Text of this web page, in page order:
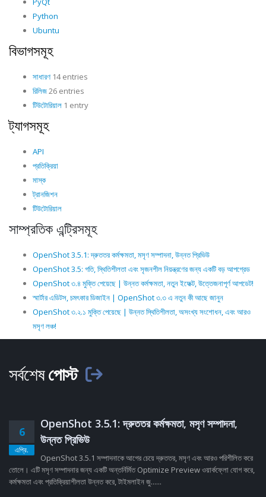
Python
Ubuntu
বিভাগসমূহ
সাধারণ 14 entries
রিলিজ26 entries
টিউটোরিয়াল 1 entry
ট্যাগসমূহ
API
প্রতিক্রিয়া
মাস্ক
ট্রানজিশন
টিউটোরিয়াল
সাম্প্রতিক এন্ট্রিসমূহ
OpenShot 3.5.1: দ্রুততর কর্মক্ষমতা, মসৃণ সম্পাদনা, উন্নত প্রিভিউ
OpenShot 3.5: গতি, স্থিতিশীলতা এবং সৃজনশীল নিয়ন্ত্রণের জন্য একটি বড় আপগ্রেড
OpenShot ৩.৪ মুক্তি পেয়েছে | উন্নত কর্মক্ষমতা, নতুন ইফেক্ট, উত্তেজনাপূর্ণ আপডেট!
স্মার্টার এডিটস, চমৎকার ডিজাইন | OpenShot ৩.৩ এ নতুন কী আছে জানুন
OpenShot ৩.২.১ মুক্তি পেয়েছে | উন্নত স্থিতিশীলতা, অসংখ্য সংশোধন, এবং আরও
মসৃণ লঞ্চ!
সর্বশেষপোস্ট
6
এপ্রি.
OpenShot 3.5.1: দ্রুততর কর্মক্ষমতা, মসৃণ সম্পাদনা,
উন্নত প্রিভিউ
OpenShot 3.5.1 সম্পাদনাকে আগের চেয়ে দ্রুততর, মসৃণ এবং আরও পরিশীলিত করে
তোলে। এটি মসৃণ সম্পাদনার জন্য একটি অন্তর্নির্মিত Optimize Preview ওয়ার্কফ্লো যোগ করে,
কর্মক্ষমতা এবং প্রতিক্রিয়াশীলতা উন্নত করে, টাইমলাইন জু......